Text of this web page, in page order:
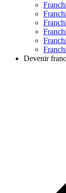
Devenir